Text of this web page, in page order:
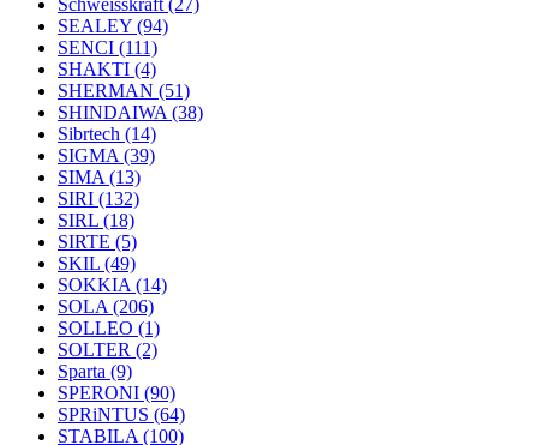
Schweisskraft (27)
SEALEY (94)
SENCI (111)
SHAKTI (4)
SHERMAN (51)
SHINDAIWA (38)
Sibrtech (14)
SIGMA (39)
SIMA (13)
SIRI (132)
SIRL (18)
SIRTE (5)
SKIL (49)
SOKKIA (14)
SOLA (206)
SOLLEO (1)
SOLTER (2)
Sparta (9)
SPERONI (90)
SPRiNTUS (64)
STABILA (100)